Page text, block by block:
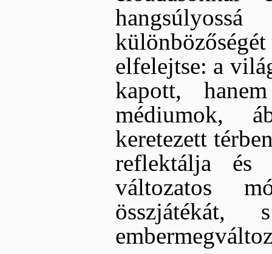
elfelejtse: a
kapott,
médiumok,
keretezett
reflektálja és
változatos
összjátékát,